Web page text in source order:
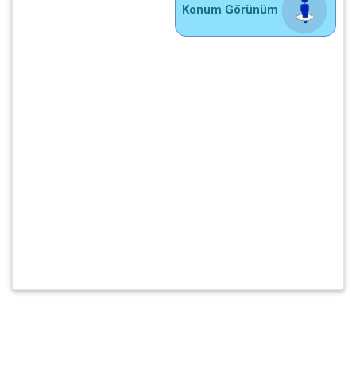
Konum Görünüm